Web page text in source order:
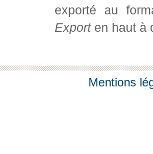
exporté au
Exporten haut à
Mentions